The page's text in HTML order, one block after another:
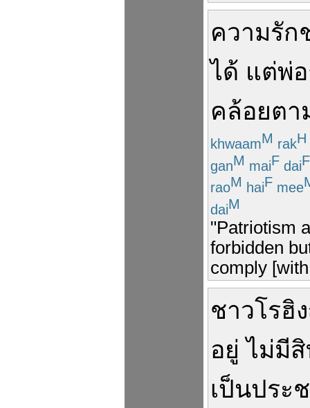
ความรัก
ได้ แต่พ่อ
คล้อยตา
khwaamM rakH
ganM maiF daiF
raoM haiF mee
daiM
"Patriotism
forbidden
comply
ชาวโรฮิ
อยู่ ไม่มี
เป็นประ